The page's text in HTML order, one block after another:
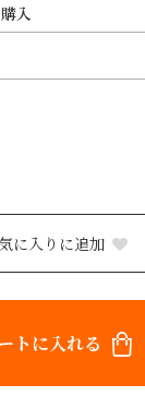
入
に入りに追加
トに入れる